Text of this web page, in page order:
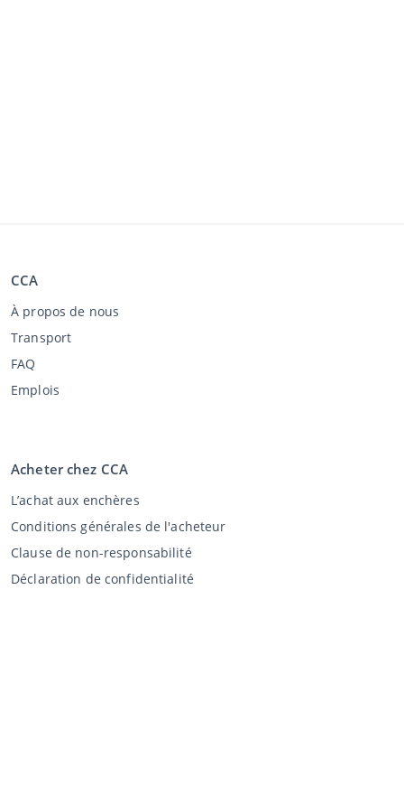
CCA
À propos de nous
Transport
FAQ
Emplois
Acheter chez CCA
L’achat aux enchères
Conditions générales de l'acheteur
Clause de non-responsabilité
Déclaration de confidentialité